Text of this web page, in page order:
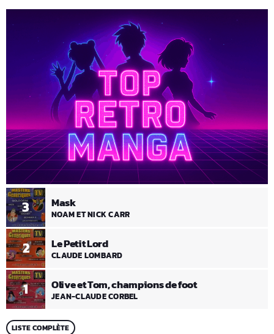
1 Olive et Tom, champions de foot
JEAN-CLAUDE CORBEL
2 Le Petit Lord
CLAUDE LOMBARD
3 Mask
NOAM ET NICK CARR
LISTE COMPLÈTE